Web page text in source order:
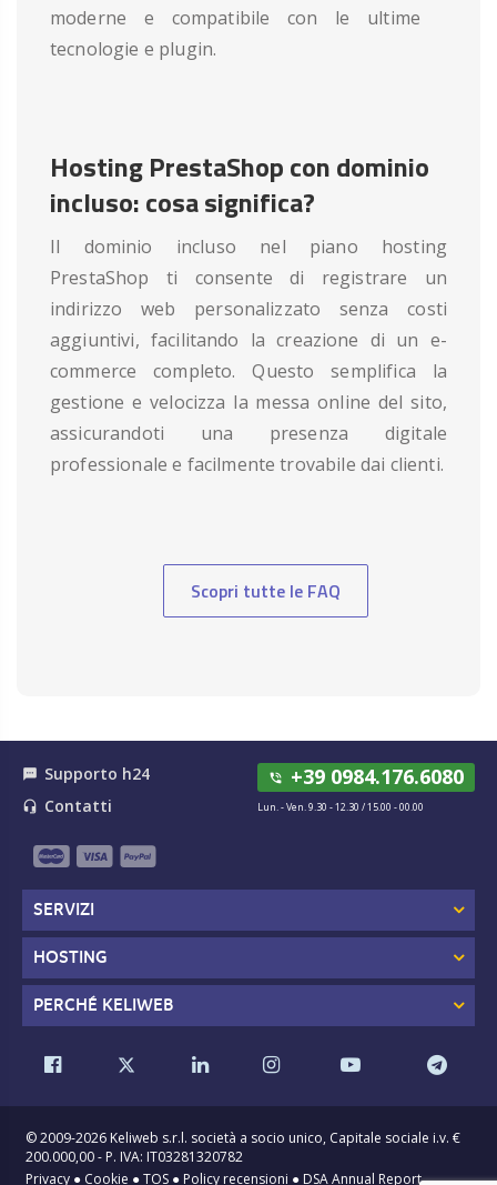
moderne e compatibile con le ultime
tecnologie e plugin.
Hosting PrestaShop con dominio
incluso: cosa significa?
Il dominio incluso nel piano hosting
PrestaShop ti consente di registrare un
indirizzo web personalizzato senza costi
aggiuntivi, facilitando la creazione di un e-
commerce completo. Questo semplifica la
gestione e velocizza la messa online del sito,
assicurandoti una presenza digitale
professionale e facilmente trovabile dai clienti.
Scopri tutte le FAQ
textsms Supporto h24
headset_mic Contatti
phone_in_talk +39 0984.176.6080
Lun. - Ven. 9.30 - 12.30 / 15.00 - 00.00
SERVIZI
HOSTING
PERCHÉ KELIWEB
© 2009-2026 Keliweb s.r.l. società a socio unico, Capitale sociale i.v. €
200.000,00 - P. IVA: IT03281320782
Privacy ● Cookie ●TOS ● Policy recensioni ● DSA Annual Report